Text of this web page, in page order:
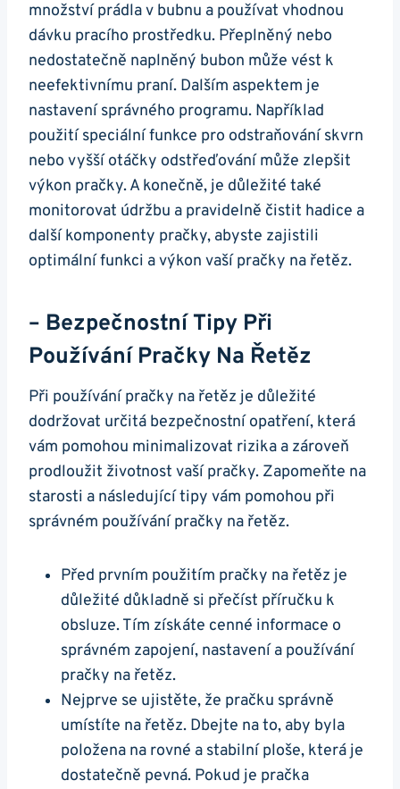
množství prádla ​v bubnu ​a používat‍ vhodnou‌
dávku pracího prostředku. Přeplněný nebo
‍nedostatečně naplněný bubon může vést k
neefektivnímu praní. Dalším aspektem je
nastavení správného programu.‍ Například⁢
použití speciální funkce pro ‌odstraňování skvrn
nebo vyšší otáčky odstřeďování může zlepšit
výkon pračky. A ‌konečně, je důležité také
monitorovat údržbu a pravidelně čistit hadice a
další‍ komponenty pračky, abyste zajistili
optimální⁣ funkci a výkon vaší pračky na​ řetěz.
– Bezpečnostní Tipy Při
Používání Pračky Na Řetěz
Při používání ‌pračky na⁤ řetěz je důležité
dodržovat určitá bezpečnostní opatření, která
vám pomohou minimalizovat ⁢rizika a zároveň
prodloužit životnost vaší ‍pračky. Zapomeňte ⁣na
starosti a následující tipy vám pomohou​ při
⁢správném používání pračky na řetěz.
Před prvním ‌použitím pračky na řetěz je
⁤důležité důkladně si přečíst ⁢příručku k
obsluze. Tím získáte‍ cenné informace o⁣
správném zapojení, nastavení a používání
pračky na řetěz.
Nejprve ⁢se ujistěte, že pračku správně
umístíte‌ na řetěz. Dbejte ⁣na to, aby byla
položena na ‌rovné a stabilní ploše, která je
dostatečně ⁣pevná. Pokud je‍ pračka